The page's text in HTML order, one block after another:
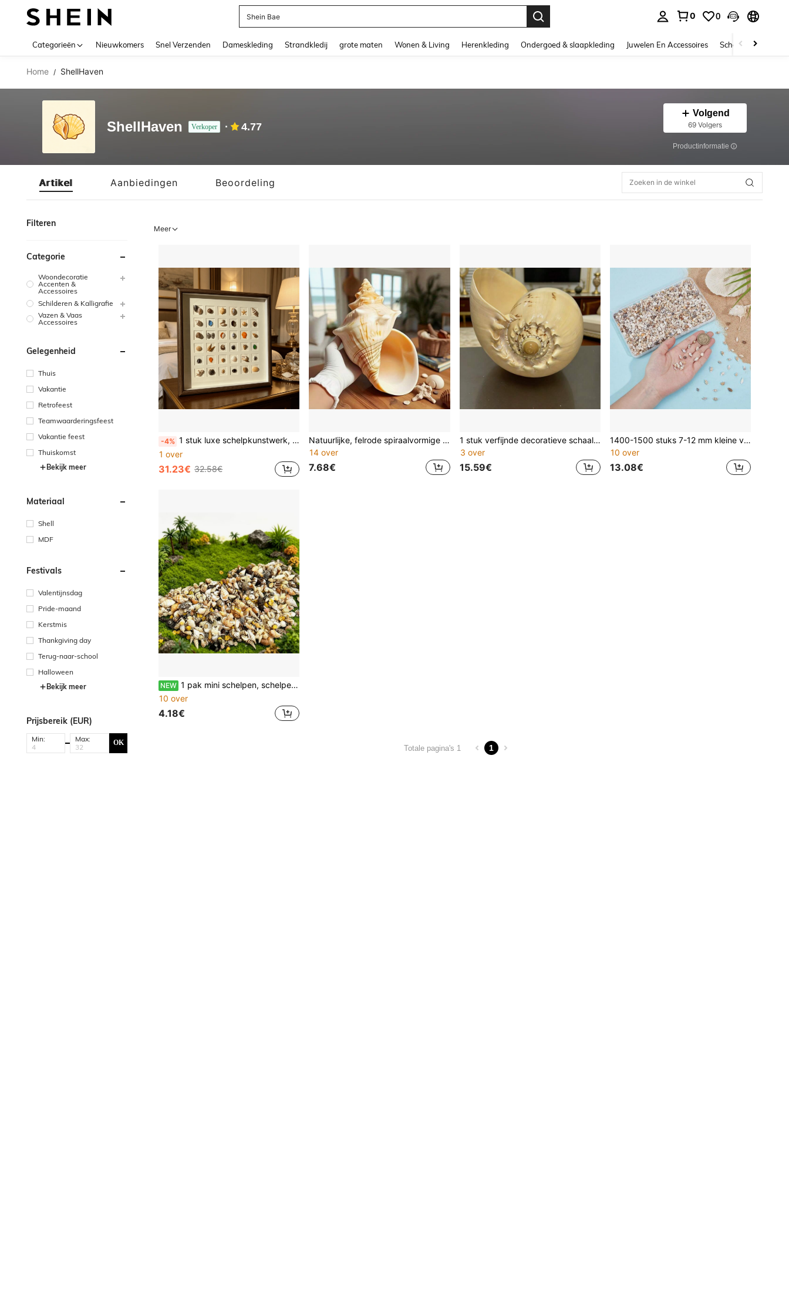
Shein Bae
0 0
Categorieën Nieuwkomers Snel Verzenden Dameskleding Strandkledij grote maten Wonen & Living Herenkleding Ondergoed & slaapkleding Juwelen En Accessoires Schoonheid &
Home / ShellHaven
ShellHaven Verkoper 4.77
Volgend
69 Volgers
Productinformatie
Artikel Aanbiedingen Beoordeling
Filteren
Categorie
Woondecoratie
Accenten &
Accessoires
Schilderen & Kalligrafie
Vazen & Vaas
Accessoires
Gelegenheid
Thuis
Vakantie
Retrofeest
Teamwaarderingsfeest
Vakantie feest
Thuiskomst
Bekijk meer
Materiaal
Shell
MDF
Festivals
Valentijnsdag
Pride-maand
Kerstmis
Thankgiving day
Terug-naar-school
Halloween
Bekijk meer
Prijsbereik (EUR)
Min: Max: OK
Meer
-4% 1 stuk luxe schelpkunstwerk, geschikt voor huisdecoratie, slaapkamerbureau, wanddecoratie, schelpenverzameling, een geweldige cadeaukeuze.
1 over
31.23€ 32.58€
Natuurlijke, felrode spiraalvormige schelpdecoratie: duurzaam, geschikt voor zoet- en zoutwateraquaria, unieke decoratie voor thuis of op kantoor, aquariumornament, ontwerp in kuststijl, originele vorm
14 over
7.68€
1 stuk verfijnde decoratieve schaal voor in huis, tafelornament in oceaanstijl voor de woonkamer, geschikt voor huisdecoratie, handgemaakt DIY, aquariumlandschapsarchitectuur, bloempotbeplanting
3 over
15.59€
1400-1500 stuks 7-12 mm kleine vermalen schelpen, niet-geperforeerde miniatuur oceaan spiraalschelpen, geschikt voor harsambachten, kaarsen, woondecoratie, feest, bruiloft, aquarium, vaasvuller
10 over
13.08€
NEW 1 pak mini schelpen, schelpen en andere kleine oceaan decoratie, geschikt voor micro landschapsdecoratie, oceaan thema feest, bruiloft, huisdecoratie, aquarium en vaasvuller, handgemaakte DIY knutselprojecten
10 over
4.18€
Totale pagina's 1 1